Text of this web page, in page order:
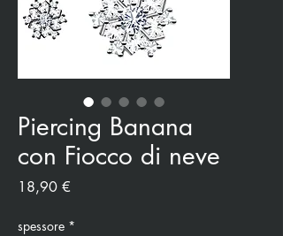
Piercing Banana
con Fiocco di neve
18,90 €
spessore *